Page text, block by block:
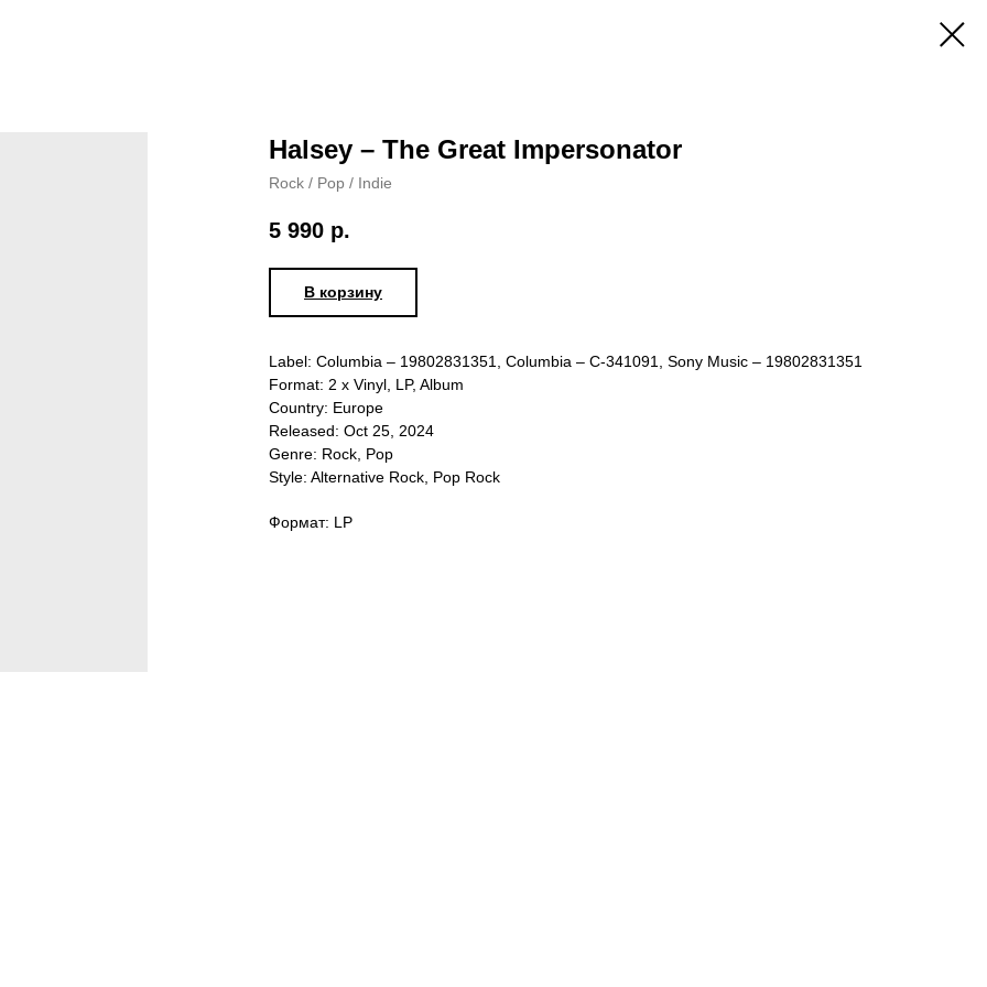
Halsey – The Great Impersonator
Rock / Pop / Indie
5 990 р.
В корзину
Label: Columbia – 19802831351, Columbia – C-341091, Sony Music – 19802831351
Format: 2 x Vinyl, LP, Album
Country: Europe
Released: Oct 25, 2024
Genre: Rock, Pop
Style: Alternative Rock, Pop Rock
Формат: LP